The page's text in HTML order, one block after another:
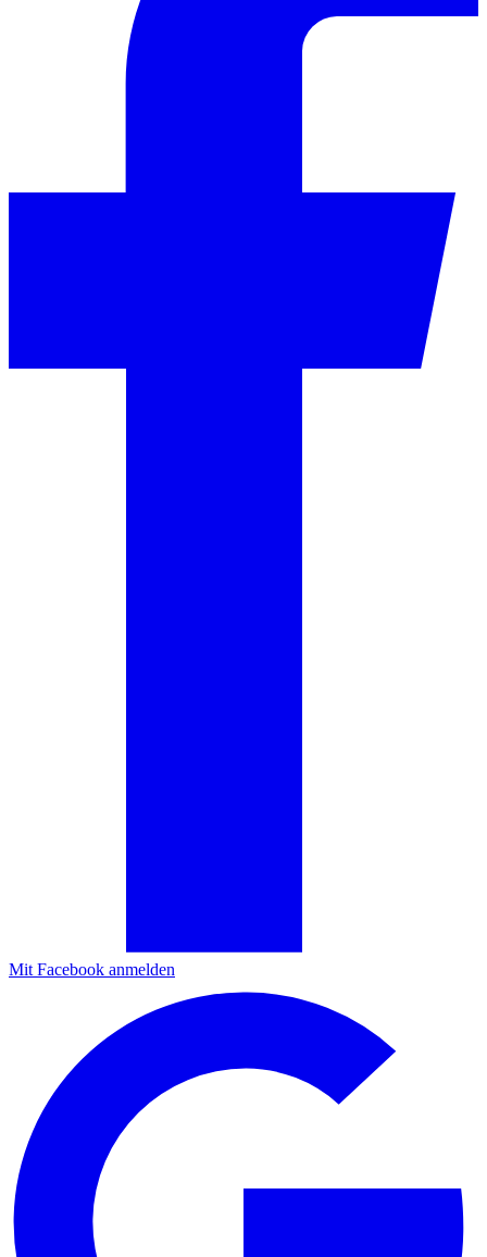
Mit Facebook anmelden